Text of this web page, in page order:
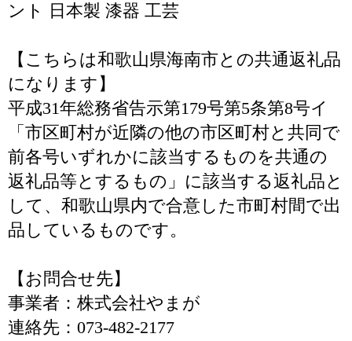
ント 日本製 漆器 工芸
【こちらは和歌山県海南市との共通返礼品
になります】
平成31年総務省告示第179号第5条第8号イ
「市区町村が近隣の他の市区町村と共同で
前各号いずれかに該当するものを共通の
返礼品等とするもの」に該当する返礼品と
して、和歌山県内で合意した市町村間で出
品しているものです。
【お問合せ先】
事業者：株式会社やまが
連絡先：073-482-2177